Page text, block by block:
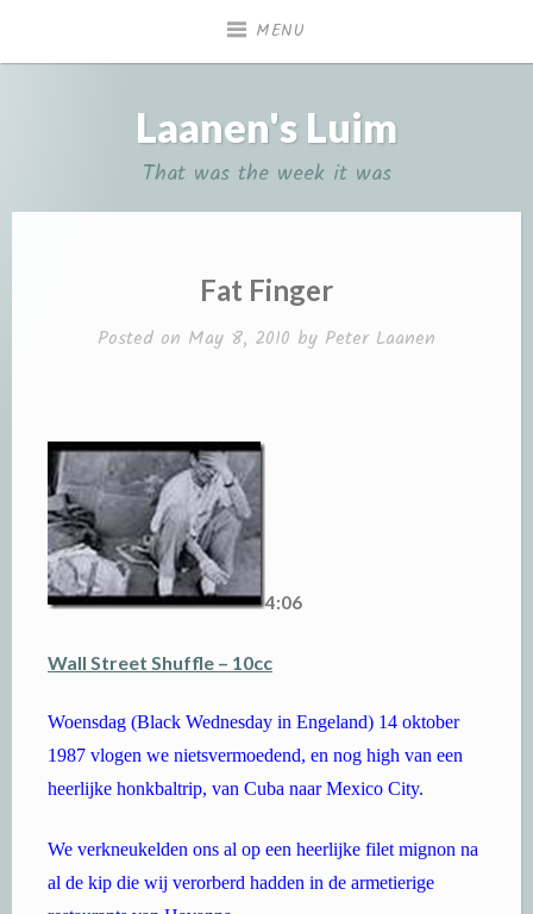
MENU
Laanen's Luim
That was the week it was
Fat Finger
Posted on May 8, 2010 by Peter Laanen
4:06
Wall Street Shuffle – 10cc
Woensdag (Black Wednesday in Engeland) 14 oktober
1987 vlogen we nietsvermoedend, en nog high van een
heerlijke honkbaltrip, van Cuba naar Mexico City.
We verkneukelden ons al op een heerlijke filet mignon na
al de kip die wij verorberd hadden in de armetierige